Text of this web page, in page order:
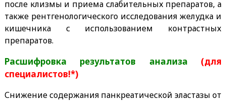
после клизмы и приема слабительных препаратов, а
также рентгенологического исследования желудка и
кишечника с использованием контрастных
препаратов.
Расшифровка результатов анализа (для
специалистов!*)
Снижение содержания панкреатической эластазы от